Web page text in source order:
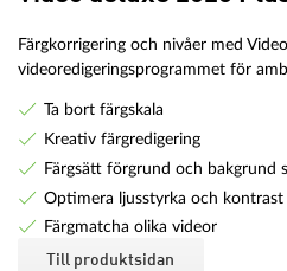
Färgkorrigering och nivåer med
videoredigeringsprogrammet för
Ta bort färgskala
Kreativ färgredigering
Färgsätt förgrund och bakgrund
Optimera ljusstyrka och kontrast
Färgmatcha olika videor
Till produktsidan